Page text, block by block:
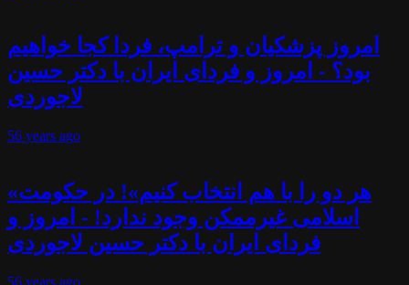
امروز پزشکیان و ترامپ، فردا کجا خواهیم
بود؟ - امروز و فردای ایران با دکتر حسین
لاجوردی
56 years ago
«هر دو را با هم انتخاب کنیم»! در حکومت
اسلامی غیرممکن وجود ندارد! - امروز و
فردای ایران با دکتر حسین لاجوردی
56 years ago